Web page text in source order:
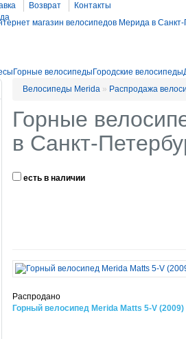
Возврат
Контакты
Горные велосипеды Городские велосипеды
Велосипеды Merida » Распродажа
Горные
в Санкт-
есть в наличии
Распродано
Горный велосипед Merida Matts 5-V (2009)